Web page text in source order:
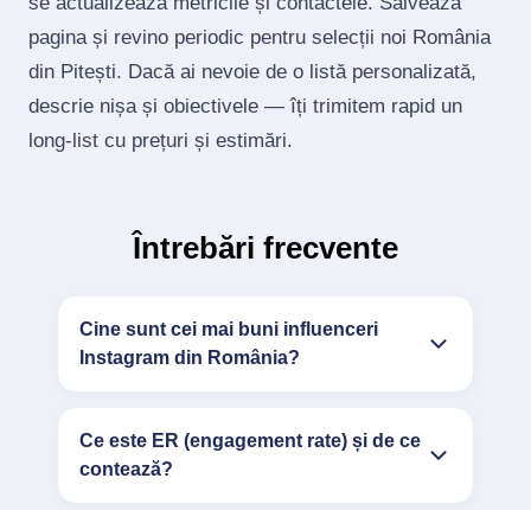
pagina și revino periodic pentru selecții noi România
din Pitești. Dacă ai nevoie de o listă personalizată,
descrie nișa și obiectivele — îți trimitem rapid un
long‑list cu prețuri și estimări.
Întrebări frecvente
Cine sunt cei mai buni influenceri
Instagram din România?
Ce este ER (engagement rate) și de ce
contează?